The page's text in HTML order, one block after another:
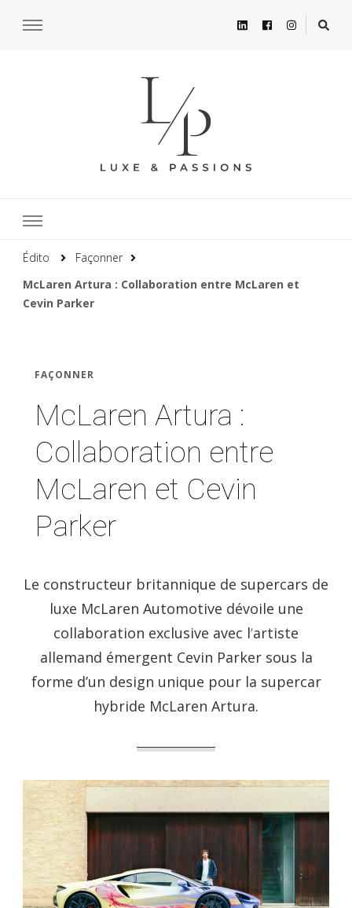
Édito
Façonner
McLaren Artura : Collaboration entre McLaren et
Cevin Parker
FAÇONNER
McLaren Artura :
Collaboration entre
McLaren et Cevin
Parker
Le constructeur britannique de supercars de
luxe McLaren Automotive dévoile une
collaboration exclusive avec l‘artiste
allemand émergent Cevin Parker sous la
forme d’un design unique pour la supercar
hybride McLaren Artura.